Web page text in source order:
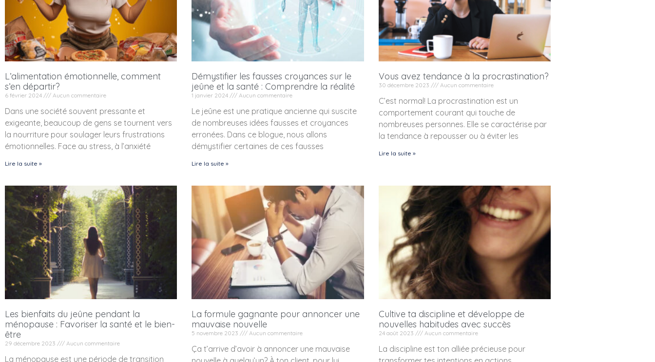
L’alimentation émotionnelle, comment
s’en départir?
6 février 2024 Aucun commentaire
Dans une société souvent pressante et
exigeante, beaucoup de gens se tournent vers
la nourriture pour soulager leurs frustrations
émotionnelles. Face au stress, à l’anxiété
Lire la suite »
Démystifier les fausses croyances sur le
jeûne et la santé : Comprendre la réalité
1 janvier 2024 Aucun commentaire
Le jeûne est une pratique ancienne qui suscite
de nombreuses idées fausses et croyances
erronées. Dans ce blogue, nous allons
démystifier certaines de ces fausses
Lire la suite »
Vous avez tendance à la procrastination?
30 décembre 2023 Aucun commentaire
C’est normal! La procrastination est un
comportement courant qui touche de
nombreuses personnes. Elle se caractérise par
la tendance à repousser ou à éviter les
Lire la suite »
Les bienfaits du jeûne pendant la
ménopause : Favoriser la santé et le bien-
être
29 décembre 2023 Aucun commentaire
La ménopause est une période de transition
La formule gagnante pour annoncer une
mauvaise nouvelle
5 novembre 2023 Aucun commentaire
Ça t’arrive d’avoir à annoncer une mauvaise
Cultive ta discipline et développe de
nouvelles habitudes avec succès
24 août 2023 Aucun commentaire
La discipline est ton alliée précieuse pour